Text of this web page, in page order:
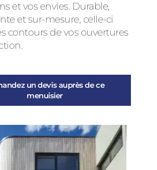
et vos envies. Durable,
et sur-mesure, celle-ci
contours de vos ouvertures
un devis auprès de ce
menuisier